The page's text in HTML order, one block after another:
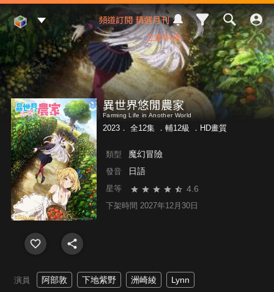
Mod Web頻道訂閱
立即申請
精選月刊
異世界悠閒農家
Farming Life in Another World
2023． 全12集 ． 輔12級 ．HD畫質
類型 魔幻冒險
發音 日語
星等 4.6
下架時間 2027年12月30日
演員 阿部敦 下地紫野 洲崎綾 Lynn